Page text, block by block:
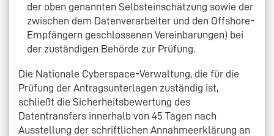
der oben genannten Selbsteinschätzung sowie der
zwischen dem Datenverarbeiter und den Offshore-
Empfängern geschlossenen Vereinbarungen) bei
der zuständigen Behörde zur Prüfung.
Die Nationale Cyberspace-Verwaltung, die für die
Prüfung der Antragsunterlagen zuständig ist,
schließt die Sicherheitsbewertung des
Datentransfers innerhalb von 45 Tagen nach
Ausstellung der schriftlichen Annahmeerklärung an